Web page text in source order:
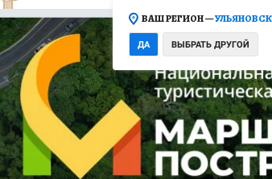
ФИНАНСЫ ОТКРЫВАЕМ МИР Я
НА СПОРТ ПРОМОКОДЫ СЕРИАЛЫ
ТЕЛЕВИЗОР КОЛЛЕКЦИИ
НОВОЕ НА САЙТЕ
ВАШ РЕГИОН —УЛЬЯНОВСК
ДА ВЫБРАТЬ ДРУГОЙ